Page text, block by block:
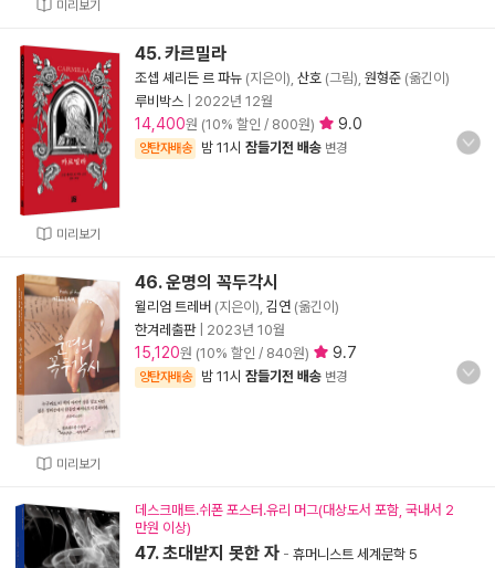
미리보기
미리보기
45. 카르밀라
조셉 셰리든 르 파뉴 (지은이), 산호 (그림), 원형준 (옮긴이)
루비박스
2022년 12월
14,400원 (10% 할인 / 800원) 9.0
양탄자배송 밤 11시 잠들기전 배송 변경
미리보기
46. 운명의 꼭두각시
윌리엄 트레버 (지은이), 김연 (옮긴이)
한겨레출판| 2023년 10월
15,120원 (10% 할인 / 840원) 9.7
양탄자배송 밤 11시 잠들기전 배송 변경
데스크매트.쉬폰 포스터.유리 머그(대상도서 포함, 국내서 2
만원 이상)
47. 초대받지 못한 자 - 휴머니스트 세계문학 5